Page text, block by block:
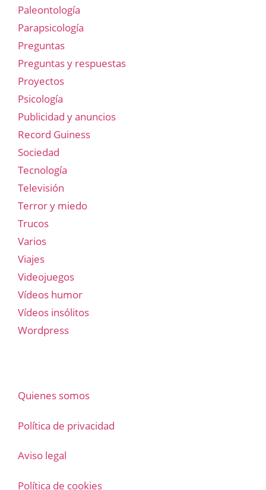
Paleontología
Parapsicología
Preguntas
Preguntas y respuestas
Proyectos
Psicología
Publicidad y anuncios
Record Guiness
Sociedad
Tecnología
Televisión
Terror y miedo
Trucos
Varios
Viajes
Videojuegos
Vídeos humor
Vídeos insólitos
Wordpress
Quienes somos
Política de privacidad
Aviso legal
Política de cookies